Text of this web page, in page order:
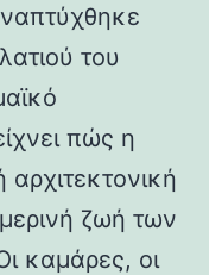
του
πώς η
ζωή των
καμάρες, οι